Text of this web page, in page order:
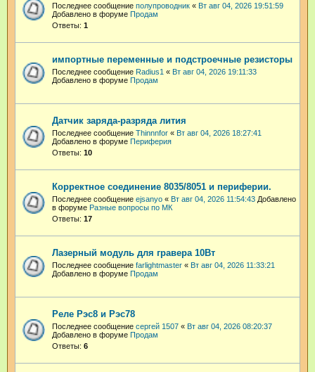
Последнее сообщение полупроводник « Вт авг 04, 2026 19:51:59
Добавлено в форуме Продам
Ответы: 1
импортные переменные и подстроечные резисторы
Последнее сообщение Radius1 « Вт авг 04, 2026 19:11:33
Добавлено в форуме Продам
Датчик заряда-разряда лития
Последнее сообщение Thinnnfor « Вт авг 04, 2026 18:27:41
Добавлено в форуме Периферия
Ответы: 10
Корректное соединение 8035/8051 и периферии.
Последнее сообщение ejsanyo « Вт авг 04, 2026 11:54:43 Добавлено
в форуме Разные вопросы по МК
Ответы: 17
Лазерный модуль для гравера 10Вт
Последнее сообщение farlightmaster « Вт авг 04, 2026 11:33:21
Добавлено в форуме Продам
Реле Рэс8 и Рэс78
Последнее сообщение сергей 1507 « Вт авг 04, 2026 08:20:37
Добавлено в форуме Продам
Ответы: 6